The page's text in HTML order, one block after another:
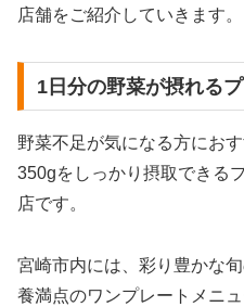
店舗をご紹介していきます。
1日分の野菜が摂れる
野菜不足が気になる方にお
350gをしっかり摂取できる
店です。
宮崎市内には、彩り豊かな
養満点のワンプレートメニ